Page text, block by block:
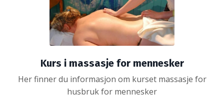
Kurs i massasje for mennesker
Her finner du informasjon om kurset massasje for
husbruk for mennesker